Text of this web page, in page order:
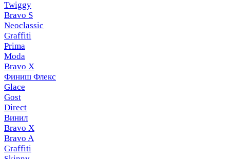
Twiggy
Bravo S
Neoclassic
Graffiti
Prima
Moda
Bravo X
Финиш Флекс
Glace
Gost
Direct
Винил
Bravo X
Bravo A
Graffiti